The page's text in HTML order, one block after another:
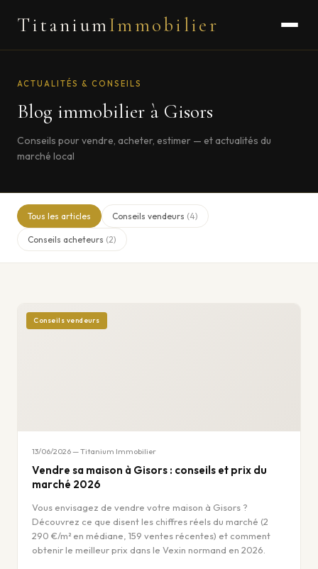
TitaniumImmobilier
ACTUALITÉS & CONSEILS
Blog immobilier à Gisors
Conseils pour vendre, acheter, estimer — et actualités du
marché local
Tous les articles Conseils vendeurs (4)
Conseils acheteurs (2)
Conseils vendeurs
13/06/2026 — Titanium Immobilier
Vendre sa maison à Gisors : conseils et prix du
marché 2026
Vous envisagez de vendre votre maison à Gisors ?
Découvrez ce que disent les chiffres réels du marché (2
290 €/m² en médiane, 159 ventes récentes) et comment
obtenir le meilleur prix dans le Vexin normand en 2026.